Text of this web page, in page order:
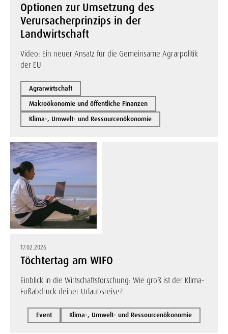
Optionen zur Umsetzung des
Verursacherprinzips in der
Landwirtschaft
Video: Ein neuer Ansatz für die Gemeinsame Agrarpolitik
der EU
Agrarwirtschaft
Makroökonomie und öffentliche Finanzen
Klima-, Umwelt- und Ressourcenökonomie
17.02.2026
Töchtertag am WIFO
Einblick in die Wirtschaftsforschung: Wie groß ist der Klima-
Fußabdruck deiner Urlaubsreise?
Event Klima-, Umwelt- und Ressourcenökonomie